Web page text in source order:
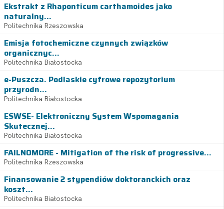
Ekstrakt z Rhaponticum carthamoides jako
naturalny...
Politechnika Rzeszowska
Emisja fotochemiczne czynnych związków
organicznyc...
Politechnika Białostocka
e-Puszcza. Podlaskie cyfrowe repozytorium
przyrodn...
Politechnika Białostocka
ESWSE- Elektroniczny System Wspomagania
Skutecznej...
Politechnika Białostocka
FAILNOMORE - Mitigation of the risk of progressive...
Politechnika Rzeszowska
Finansowanie 2 stypendiów doktoranckich oraz
koszt...
Politechnika Białostocka